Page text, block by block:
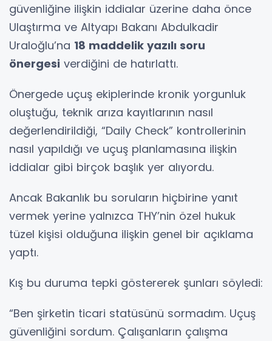
güvenliğine ilişkin iddialar üzerine daha önce
Ulaştırma ve Altyapı Bakanı Abdulkadir
Uraloğlu’na 18 maddelik yazılı soru
önergesi verdiğini de hatırlattı.
Önergede uçuş ekiplerinde kronik yorgunluk
oluştuğu, teknik arıza kayıtlarının nasıl
değerlendirildiği, “Daily Check” kontrollerinin
nasıl yapıldığı ve uçuş planlamasına ilişkin
iddialar gibi birçok başlık yer alıyordu.
Ancak Bakanlık bu soruların hiçbirine yanıt
vermek yerine yalnızca THY’nin özel hukuk
tüzel kişisi olduğuna ilişkin genel bir açıklama
yaptı.
Kış bu duruma tepki göstererek şunları söyledi:
“Ben şirketin ticari statüsünü sormadım. Uçuş
güvenliğini sordum. Çalışanların çalışma